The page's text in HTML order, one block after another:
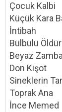
Çocuk Kalbi
Küçük Kara
İntibah
Bülbülü
Beyaz
Don Kişot
Sineklerin
Toprak Ana
İnce Memed